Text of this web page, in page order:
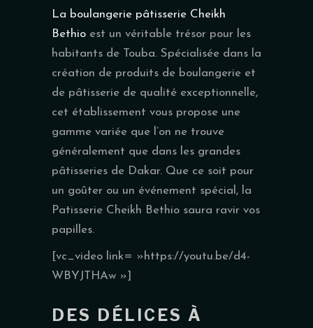
La boulangerie pâtisserie Cheikh
Bethio est un véritable trésor pour les
habitants de Touba. Spécialisée dans la
création de produits de boulangerie et
de pâtisserie de qualité exceptionnelle,
cet établissement vous propose une
gamme variée que l’on ne trouve
généralement que dans les grandes
pâtisseries de Dakar. Que ce soit pour
un goûter ou un événement spécial, la
Patisserie Cheikh Bethio saura ravir vos
papilles.
[vc_video link= »https://youtu.be/d4-
WBYJTHAw »]
DES DÉLICES À